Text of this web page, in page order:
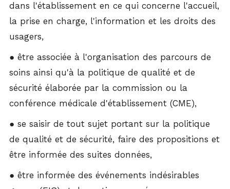
dans l'établissement en ce qui concerne l'accueil,
la prise en charge, l'information et les droits des
usagers,
● être associée à l'organisation des parcours de
soins ainsi qu'à la politique de qualité et de
sécurité élaborée par la commission ou la
conférence médicale d'établissement (CME),
● se saisir de tout sujet portant sur la politique
de qualité et de sécurité, faire des propositions et
être informée des suites données,
● être informée des événements indésirables